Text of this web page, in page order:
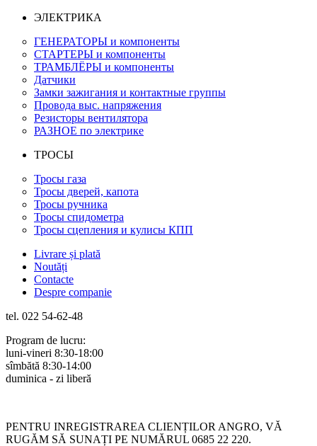
ЭЛЕКТРИКА
ГЕНЕРАТОРЫ и компоненты
СТАРТЕРЫ и компоненты
ТРАМБЛЁРЫ и компоненты
Датчики
Замки зажигания и контактные группы
Провода выс. напряжения
Резисторы вентилятора
РАЗНОЕ по электрике
ТРОСЫ
Тросы газа
Тросы дверей, капота
Тросы ручника
Тросы спидометра
Тросы сцепления и кулисы КПП
Livrare și plată
Noutăți
Contacte
Despre companie
tel. 022 54-62-48
Program de lucru:
luni-vineri 8:30-18:00
sîmbătă 8:30-14:00
duminica - zi liberă
PENTRU INREGISTRAREA CLIENȚILOR ANGRO, VĂ
RUGĂM SĂ SUNAȚI PE NUMĂRUL 0685 22 220.